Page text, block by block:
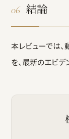
06 結論
本レビューでは
を、最新のエビデ